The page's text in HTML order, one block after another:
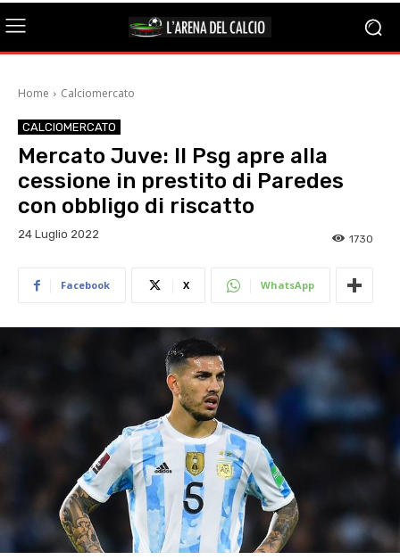
Home Calciomercato
CALCIOMERCATO
Mercato Juve: Il Psg apre alla
cessione in prestito di Paredes
con obbligo di riscatto
24 Luglio 2022 1730
Facebook X WhatsApp